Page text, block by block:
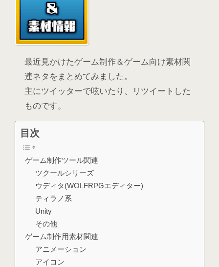
最近見かけたゲーム制作＆ゲーム向け素材関
連ネタをまとめてみました。
主にツイッターで呟いたり、リツイートした
ものです。
目次
ゲーム制作ツール関連
ツクールシリーズ
ウディタ(WOLFRPGエディター)
ティラノ系
Unity
その他
ゲーム制作用素材関連
アニメーション
アイコン